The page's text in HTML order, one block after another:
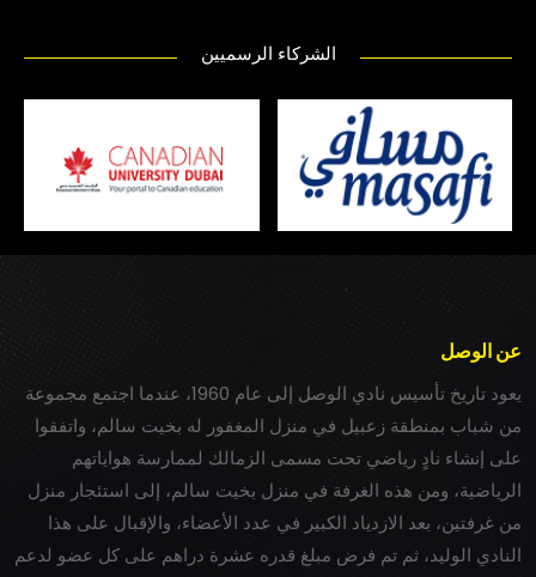
الشركاء الرسميين
عن الوصل
يعود تاريخ تأسيس نادي الوصل إلى عام 1960، عندما اجتمع مجموعة
من شباب بمنطقة زعبيل في منزل المغفور له بخيت سالم، واتفقوا
على إنشاء نادٍ رياضي تحت مسمى الزمالك لممارسة هواياتهم
الرياضية، ومن هذه الغرفة في منزل بخيت سالم، إلى استئجار منزل
من غرفتين، بعد الازدياد الكبير في عدد الأعضاء، والإقبال على هذا
النادي الوليد، ثم تم فرض مبلغ قدره عشرة دراهم على كل عضو لدعم